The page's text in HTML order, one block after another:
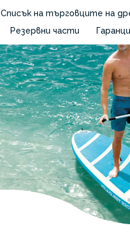
Списък на търговците на
Резервни части